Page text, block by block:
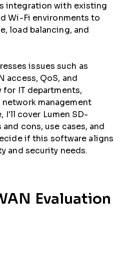
integration with existing
Wi-Fi environments to
load balancing, and
issues such as
access, QoS, and
IT departments,
management
I'll cover Lumen SD-
cons, use cases, and
if this software aligns
and security needs.
Evaluation